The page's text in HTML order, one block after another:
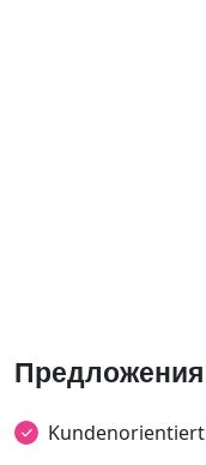
Предложения
Kundenorientiert